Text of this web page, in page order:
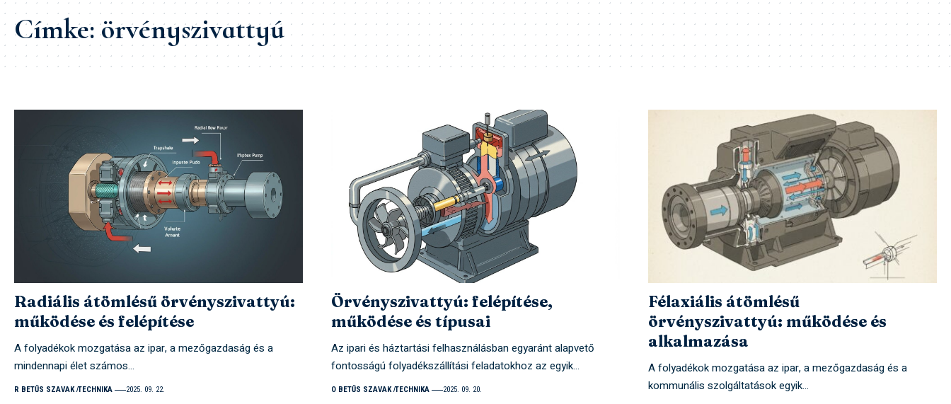
Címke:örvényszivattyú
Radiális átömlésű örvényszivattyú:
működése és felépítése
A folyadékok mozgatása az ipar, a mezőgazdaság és a
mindennapi élet számos…
R BETŰS SZAVAK TECHNIKA 2025. 09. 22.
Örvényszivattyú: felépítése,
működése és típusai
Az ipari és háztartási felhasználásban egyaránt alapvető
fontosságú folyadékszállítási feladatokhoz az egyik…
O BETŰS SZAVAK TECHNIKA 2025. 09. 20.
Félaxiális átömlésű
örvényszivattyú: működése és
alkalmazása
A folyadékok mozgatása az ipar, a mezőgazdaság és a
kommunális szolgáltatások egyik…